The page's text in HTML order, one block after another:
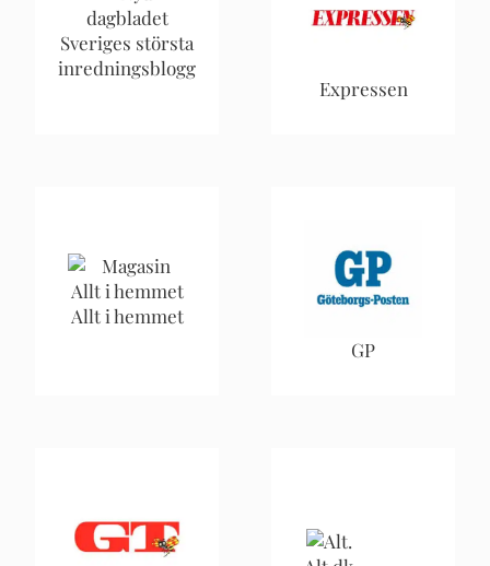
Sveriges största
inredningsblogg
Expressen
Allt i hemmet
GP